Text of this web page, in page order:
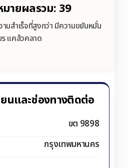
มายผลรวม: 39
มสำเร็จที่สูงกว่า มีความขยันหมั่น
ร แคล้วคลาด
นและช่องทางติดต่อ
ขต 9898
กรุงเทพมหานคร